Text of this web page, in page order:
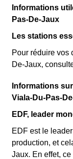
Informations
Pas-De-Jaux
Les stations
Pour réduire vos
De-Jaux,
Informations
Viala-Du-Pas-
EDF, leader
EDF est le
production, et
Jaux. En effet,